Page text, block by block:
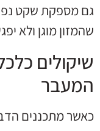
גם מספקת שקט
שהמזון מוגן ולא
שיקולים
המעבר
כאשר מתכננים